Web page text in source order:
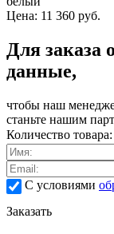
Цена: 11 360 руб.
Для заказа
данные,
чтобы наш
станьте нашим
Количество товара:
С условиями
Заказать